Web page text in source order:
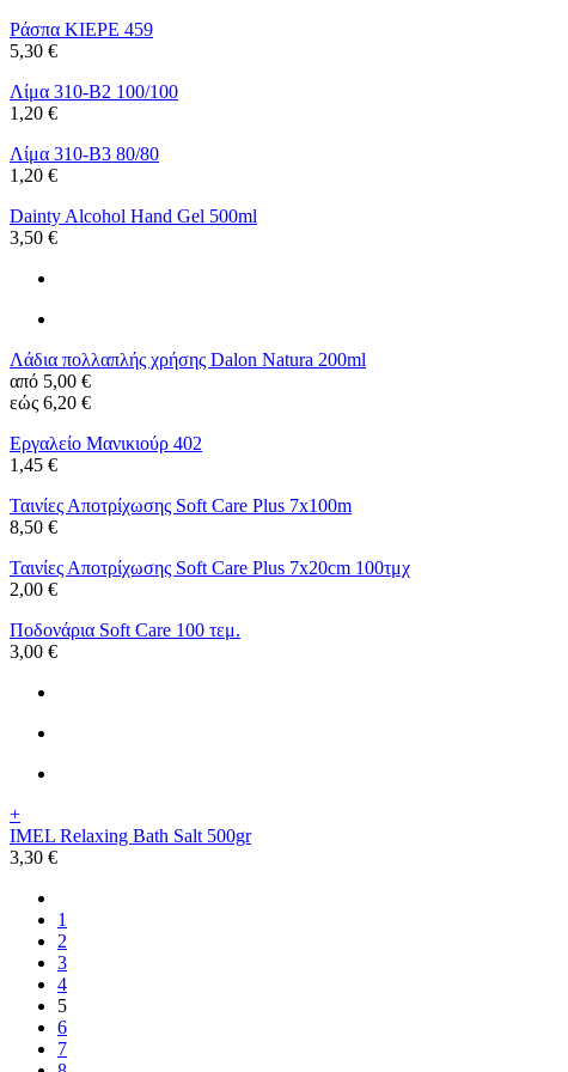
Ράσπα KIEPE 459
5,30 €
Λίμα 310-B2 100/100
1,20 €
Λίμα 310-B3 80/80
1,20 €
Dainty Alcohol Hand Gel 500ml
3,50 €
Λάδια πολλαπλής χρήσης Dalon Natura 200ml
από 5,00 €
εώς 6,20 €
Εργαλείο Μανικιούρ 402
1,45 €
Ταινίες Αποτρίχωσης Soft Care Plus 7x100m
8,50 €
Ταινίες Αποτρίχωσης Soft Care Plus 7x20cm 100τμχ
2,00 €
Ποδονάρια Soft Care 100 τεμ.
3,00 €
+
IMEL Relaxing Bath Salt 500gr
3,30 €
1
2
3
4
5
6
7